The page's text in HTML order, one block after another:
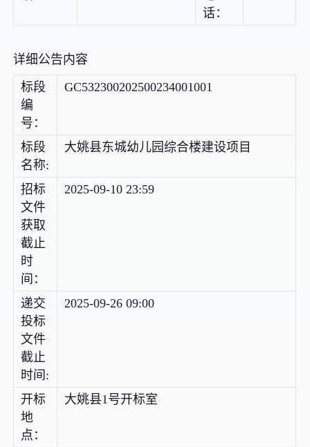
话：
详细公告内容
标段
编
号：
GC532300202500234001001
标段
名称:
大姚县东城幼儿园综合楼建设项目
招标
文件
获取
截止
时
间：
2025-09-10 23:59
递交
投标
文件
截止
时间:
2025-09-26 09:00
开标
地
点：
大姚县1号开标室